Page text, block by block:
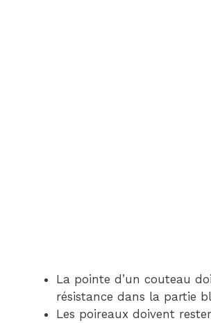
La pointe d’un couteau
résistance dans la partie
Les poireaux doivent rester